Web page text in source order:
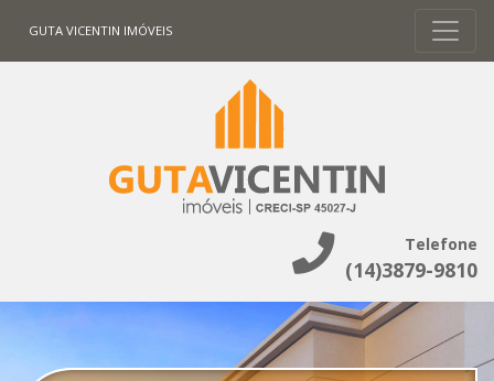
GUTA VICENTIN IMÓVEIS
Telefone
(14)3879-9810